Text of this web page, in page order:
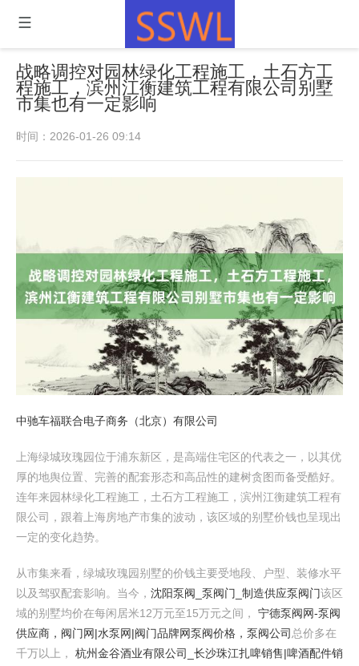
战略调控对园林绿化工程施工，土石方工
程施工，滨州江衡建筑工程有限公司别墅
市集也有一定影响
时间：2026-01-26 09:14
中驰车福联合电子商务（北京）有限公司
上海绿城玫瑰园位于浦东新区，是高端住宅区的代表之一，以其优
厚的地舆位置、完善的配套形态和高品性的建树贪图而备受酷好。
连年来园林绿化工程施工，土石方工程施工，滨州江衡建筑工程有
限公司，跟着上海房地产市集的波动，该区域的别墅价钱也呈现出
一定的变化趋势。
从市集来看，绿城玫瑰园别墅的价钱主要受地段、户型、装修水平
以及驾驭配套影响。当今， 沈阳泵阀_泵阀门_制造供应泵阀门该区
域的别墅均价在每闲居米12万元至15万元之间， 宁德泵阀网-泵阀
供应商，阀门网|水泵网|阀门品牌网泵阀价格，泵阀公司 总价多在
千万以上， 杭州金谷酒业有限公司_长沙珠江扎啤销售|啤酒配件销